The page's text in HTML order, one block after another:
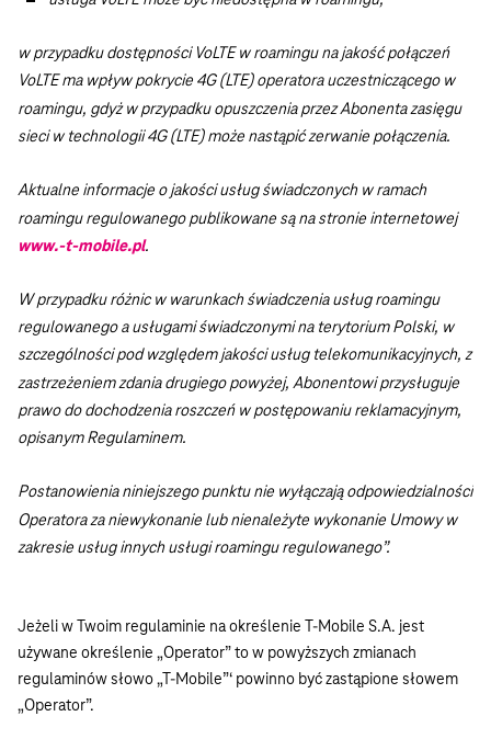
w przypadku dostępności VoLTE w roamingu na jakość połączeń
VoLTE ma wpływ pokrycie 4G (LTE) operatora uczestniczącego w
roamingu, gdyż w przypadku opuszczenia przez Abonenta zasięgu
sieci w technologii 4G (LTE) może nastąpić zerwanie połączenia.
Aktualne informacje o jakości usług świadczonych w ramach
roamingu regulowanego publikowane są na stronie internetowej
www.-t-mobile.pl.
W przypadku różnic w warunkach świadczenia usług roamingu
regulowanego a usługami świadczonymi na terytorium Polski, w
szczególności pod względem jakości usług telekomunikacyjnych, z
zastrzeżeniem zdania drugiego powyżej, Abonentowi przysługuje
prawo do dochodzenia roszczeń w postępowaniu reklamacyjnym,
opisanym Regulaminem.
Postanowienia niniejszego punktu nie wyłączają odpowiedzialności
Operatora za niewykonanie lub nienależyte wykonanie Umowy w
zakresie usług innych usługi roamingu regulowanego”.
Jeżeli w Twoim regulaminie na określenie T-Mobile S.A. jest
używane określenie „Operator” to w powyższych zmianach
regulaminów słowo „T-Mobile”‘ powinno być zastąpione słowem
„Operator”.